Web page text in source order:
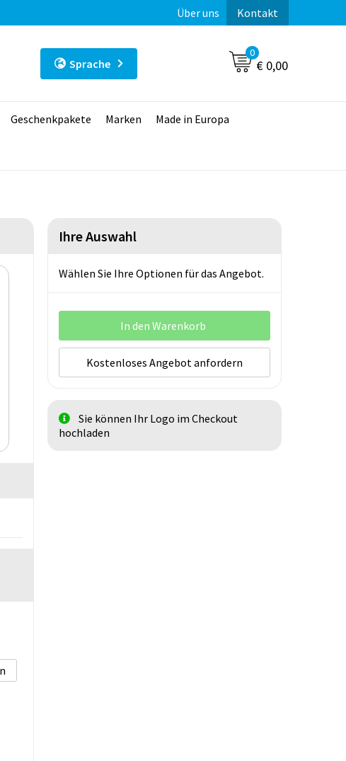
Über uns Kontakt
Sprache
0
€ 0,00
Geschenkpakete Marken Made in Europa
Ihre Auswahl
Wählen Sie Ihre Optionen für das Angebot.
In den Warenkorb
Kostenloses Angebot anfordern
Sie können Ihr Logo im Checkout
hochladen